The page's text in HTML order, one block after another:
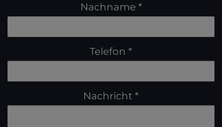
Nachname
Telefon
Nachricht